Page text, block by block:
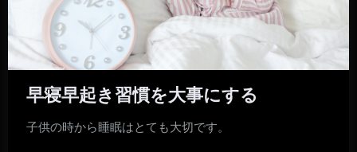
早寝早起き習慣を大事にする
子供の時から睡眠はとても大切です。